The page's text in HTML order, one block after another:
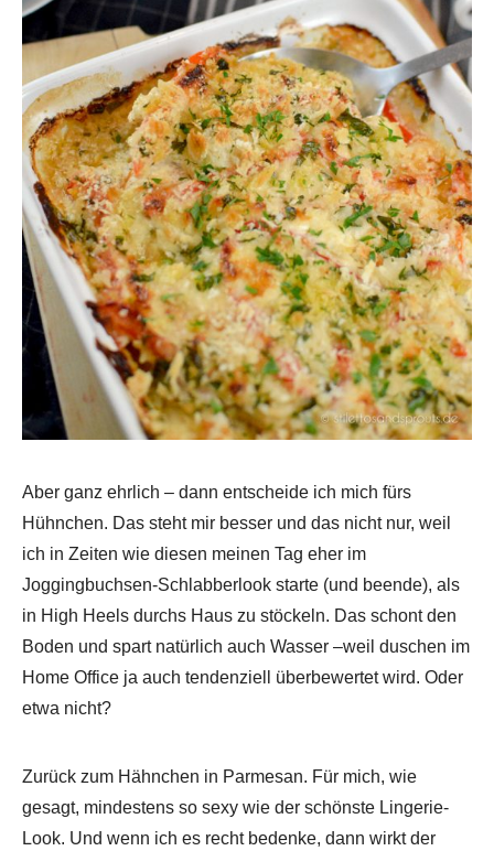
Aber ganz ehrlich – dann entscheide ich mich fürs
Hühnchen. Das steht mir besser und das nicht nur, weil
ich in Zeiten wie diesen meinen Tag eher im
Joggingbuchsen-Schlabberlook starte (und beende), als
in High Heels durchs Haus zu stöckeln. Das schont den
Boden und spart natürlich auch Wasser –weil duschen im
Home Office ja auch tendenziell überbewertet wird. Oder
etwa nicht?
Zurück zum Hähnchen in Parmesan. Für mich, wie
gesagt, mindestens so sexy wie der schönste Lingerie-
Look. Und wenn ich es recht bedenke, dann wirkt der